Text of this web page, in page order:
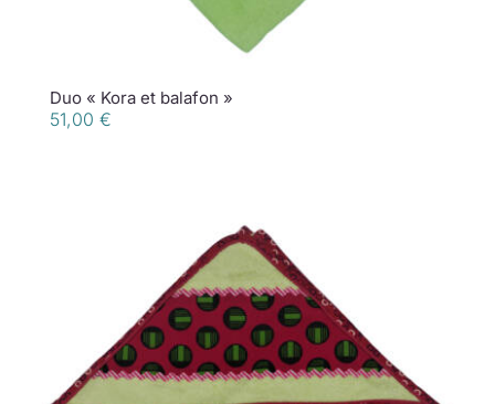
Duo « Kora et balafon »
51,00 €